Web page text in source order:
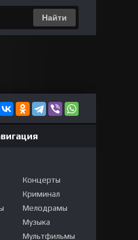
Найти
Концерты
Криминал
Мелодрамы
Музыка
Мультфильмы